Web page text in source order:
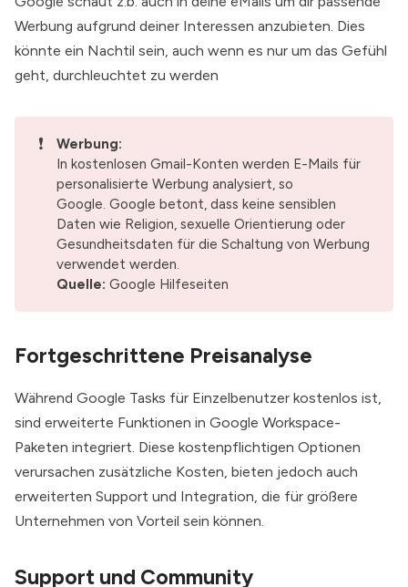
Werbung aufgrund deiner Interessen anzubieten. Dies
könnte ein Nachtil sein, auch wenn es nur um das Gefühl
geht, durchleuchtet zu werden
❗
Werbung:
In kostenlosen Gmail-Konten werden E-Mails für
personalisierte Werbung analysiert, so
Google. Google betont, dass keine sensiblen
Daten wie Religion, sexuelle Orientierung oder
Gesundheitsdaten für die Schaltung von Werbung
verwendet werden.
Quelle: Google Hilfeseiten
Fortgeschrittene Preisanalyse
Während Google Tasks für Einzelbenutzer kostenlos ist,
sind erweiterte Funktionen in Google Workspace-
Paketen integriert. Diese kostenpflichtigen Optionen
verursachen zusätzliche Kosten, bieten jedoch auch
erweiterten Support und Integration, die für größere
Unternehmen von Vorteil sein können.
Support und Community